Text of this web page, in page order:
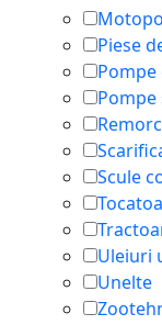
Piese
Scule
Uleiuri
Unelte